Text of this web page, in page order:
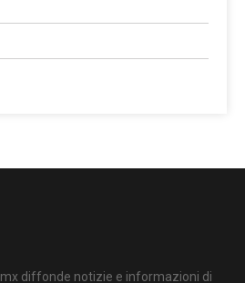
diffonde notizie e informazioni di